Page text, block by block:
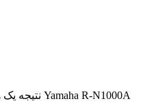
نتیجه یک هفته تجربه من با آمپلی فایر Yamaha R-N1000A